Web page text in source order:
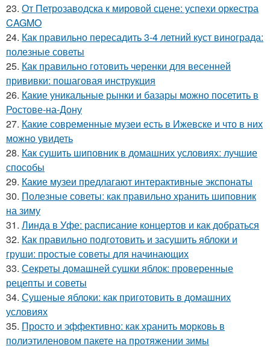
23. От Петрозаводска к мировой сцене: успехи оркестра
CAGMO
24. Как правильно пересадить 3-4 летний куст винограда:
полезные советы
25. Как правильно готовить черенки для весенней
прививки: пошаговая инструкция
26. Какие уникальные рынки и базары можно посетить в
Ростове-на-Дону
27. Какие современные музеи есть в Ижевске и что в них
можно увидеть
28. Как сушить шиповник в домашних условиях: лучшие
способы
29. Какие музеи предлагают интерактивные экспонаты
30. Полезные советы: как правильно хранить шиповник
на зиму
31. Линда в Уфе: расписание концертов и как добраться
32. Как правильно подготовить и засушить яблоки и
груши: простые советы для начинающих
33. Секреты домашней сушки яблок: проверенные
рецепты и советы
34. Сушеные яблоки: как приготовить в домашних
условиях
35. Просто и эффективно: как хранить морковь в
полиэтиленовом пакете на протяжении зимы